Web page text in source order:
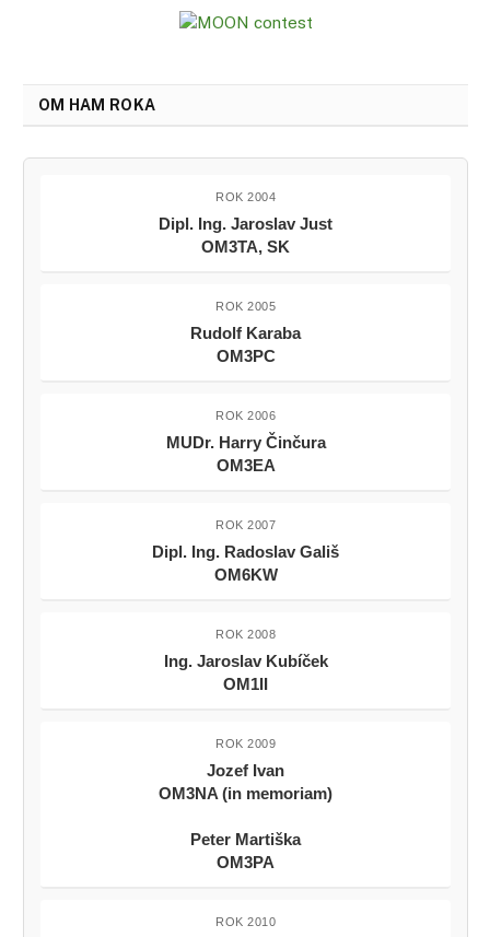
OM HAM ROKA
ROK 2004
Dipl. Ing. Jaroslav Just
OM3TA, SK
ROK 2005
Rudolf Karaba
OM3PC
ROK 2006
MUDr. Harry Činčura
OM3EA
ROK 2007
Dipl. Ing. Radoslav Gališ
OM6KW
ROK 2008
Ing. Jaroslav Kubíček
OM1II
ROK 2009
Jozef Ivan
OM3NA (in memoriam)
Peter Martiška
OM3PA
ROK 2010